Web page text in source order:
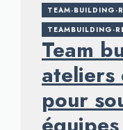
TEAM-BUILDING-
TEAMBUILDING-
Team
ateliers
pour